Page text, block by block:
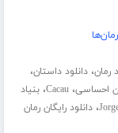
رمان،دانلود داستان،
احساسی،Cacau،بنیاد
،دانلود رایگان رمان